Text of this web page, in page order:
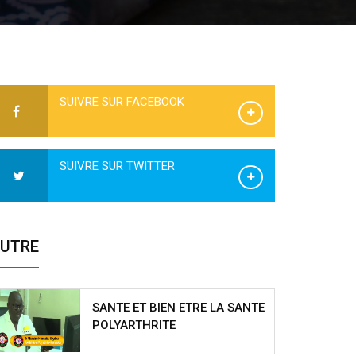
SUIVRE SUR FACEBOOK
SUIVRE SUR TWITTER
SANTE ET BIEN ETRE LA SANTE
POLYARTHRITE